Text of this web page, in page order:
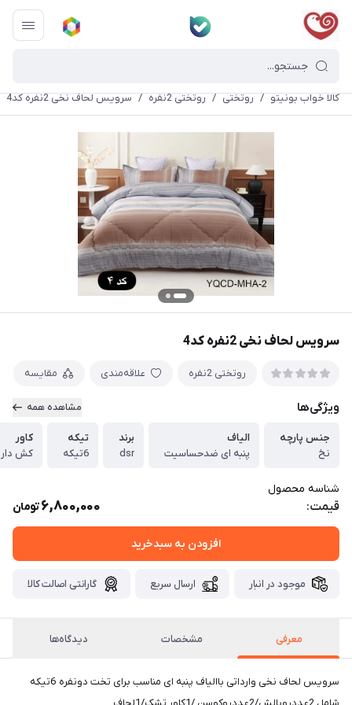
کالا خواب بونیتو / روتختی / روتختی 2نفره / سرویس لحاف نخی 2نفره کد4
سرویس لحاف نخی 2نفره کد4
روتختی 2نفره علاقه‌مندی مقایسه
ویژگی‌ها مشاهده همه
جنس پارچه
نخ
الیاف
پنبه ای ضدحساسیت
برند
dsr
تیکه
6تیکه
کاور
کش دار
شناسه محصول
قیمت: 6,800,000تومان
افزودن به سبدخرید
موجود در انبار ارسال سریع گارانتی اصالت کالا
معرفی مشخصات دیدگاه‌ها
سرویس لحاف نخی وارداتی باالیاف پنبه ای مناسب برای تخت دونفره 6تیکه